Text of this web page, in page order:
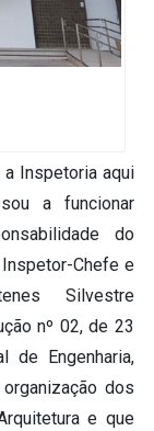
Inspetoria aqui
a funcionar
do
Chefe e
Silvestre
nº 02, de 23
de Engenharia,
dos
e que